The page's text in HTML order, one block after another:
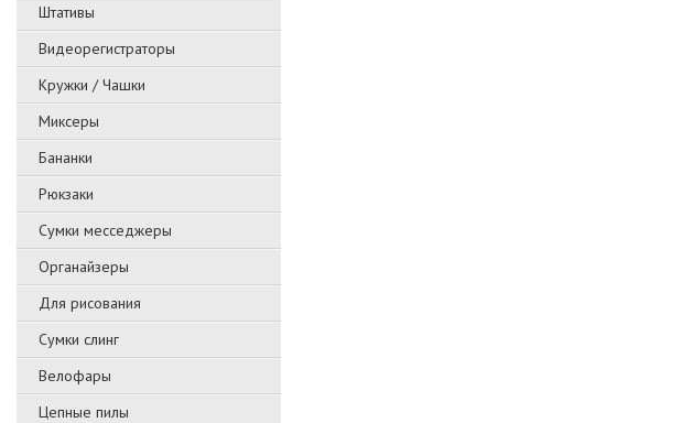
Штативы
Видеорегистраторы
Кружки / Чашки
Миксеры
Бананки
Рюкзаки
Сумки месседжеры
Органайзеры
Для рисования
Сумки слинг
Велофары
Цепные пилы